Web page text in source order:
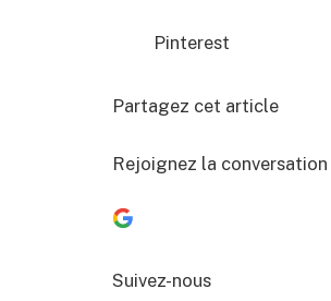
Pinterest
Partagez cet article
Rejoignez la conversation
Suivez-nous